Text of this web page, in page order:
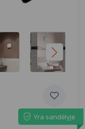
Yra sandėlyje